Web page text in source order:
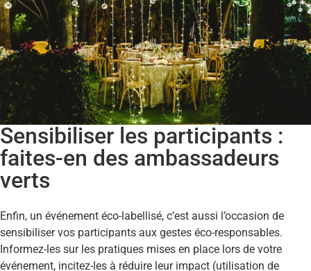
Sensibiliser les participants :
faites-en des ambassadeurs
verts
Enfin, un événement éco-labellisé, c’est aussi l’occasion de
sensibiliser vos participants aux gestes éco-responsables.
Informez-les sur les pratiques mises en place lors de votre
événement, incitez-les à réduire leur impact (utilisation de